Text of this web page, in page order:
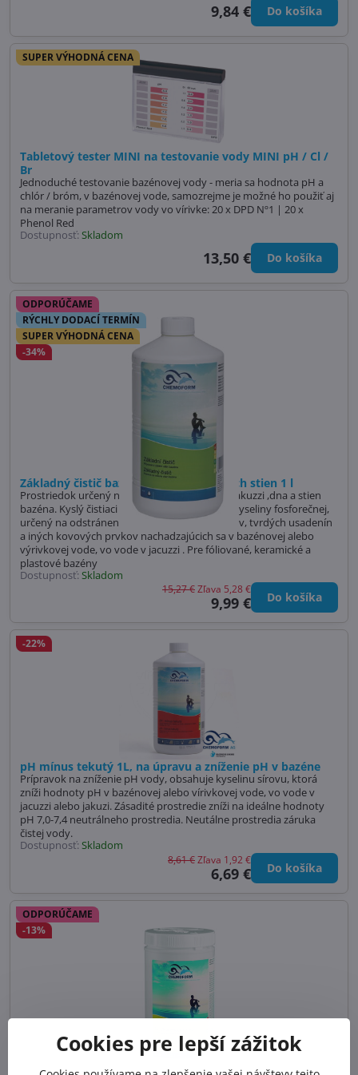
9,84 € Do košíka
Tabletový tester MINI na testovanie vody MINI pH / Cl /
Br
SUPER VÝHODNÁ CENA
Jednoduché testovanie bazénovej vody - meria sa hodnota pH a
chlór / bróm, v bazénovej vode, samozrejme je možné ho použiť aj
na meranie parametrov vody vo vírivke: 20 x DPD Nº1 | 20 x
Phenol Red
Dostupnosť: Skladom
13,50 € Do košíka
Základný čistič bazénových a vírivkových stien 1 l
ODPORÚČAME
RÝCHLY DODACÍ TERMÍN
SUPER VÝHODNÁ CENA
-34%
Prostriedok určený na čistenie stien víriviek , jakuzzi ,dna a stien
bazéna. Kyslý čistiaci prostriedok s obsahom kyseliny fosforečnej,
určený na odstránenie vápenatých sedimentov, tvrdých usadenín
a iných kovových prvkov nachadzajúcich sa v bazénovej alebo
výrivkovej vode, vo vode v jacuzzi . Pre fóliované, keramické a
plastové bazény
Dostupnosť: Skladom
9,99 €
15,27 €Zľava 5,28 €
Do košíka
pH mínus tekutý 1L, na úpravu a zníženie pH v bazéne
-22%
Prípravok na zníženie pH vody, obsahuje kyselinu sírovu, ktorá
zníži hodnoty pH v bazénovej alebo vírivkovej vode, vo vode v
jacuzzi alebo jakuzi. Zásadité prostredie zníži na ideálne hodnoty
pH 7,0-7,4 neutrálneho prostredia. Neutálne prostredia záruka
čistej vody.
Dostupnosť: Skladom
6,69 €
8,61 €Zľava 1,92 €
Do košíka
ODPORÚČAME
-13%
Cookies pre lepší zážitok